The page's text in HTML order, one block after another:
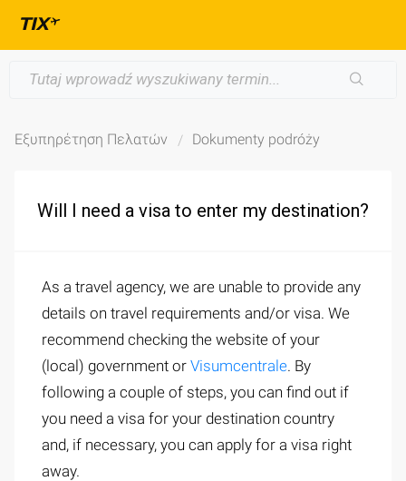
Εξυπηρέτηση Πελατών Dokumenty podróży
Will I need a visa to enter my destination?
As a travel agency, we are unable to provide any
details on travel requirements and/or visa. We
recommend checking the website of your
(local) government or Visumcentrale. By
following a couple of steps, you can find out if
you need a visa for your destination country
and, if necessary, you can apply for a visa right
away.